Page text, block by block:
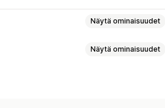
Näytä ominaisuudet
Näytä ominaisuudet